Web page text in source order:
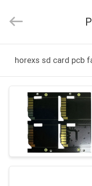
PRODUCTOS
SOBRE
NOSOTROS
VIAJE
Electronics
Co.,Ltd..
Reserved.
horexs sd card pcb